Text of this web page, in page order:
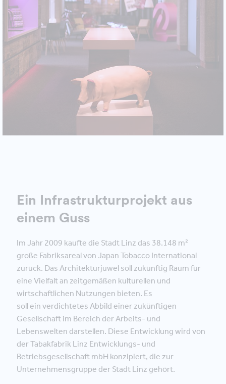
Ein Infrastrukturprojekt aus
einem Guss
Im Jahr 2009 kaufte die Stadt Linz das 38.148 m²
große Fabriksareal von Japan Tobacco International
zurück. Das Architekturjuwel soll zukünftig Raum für
eine Vielfalt an zeitgemäßen kulturellen und
wirtschaftlichen Nutzungen bieten. Es
soll ein verdichtetes Abbild einer zukünftigen
Gesellschaft im Bereich der Arbeits- und
Lebenswelten darstellen. Diese Entwicklung wird von
der Tabakfabrik Linz Entwicklungs- und
Betriebsgesellschaft mbH konzipiert, die zur
Unternehmensgruppe der Stadt Linz gehört.